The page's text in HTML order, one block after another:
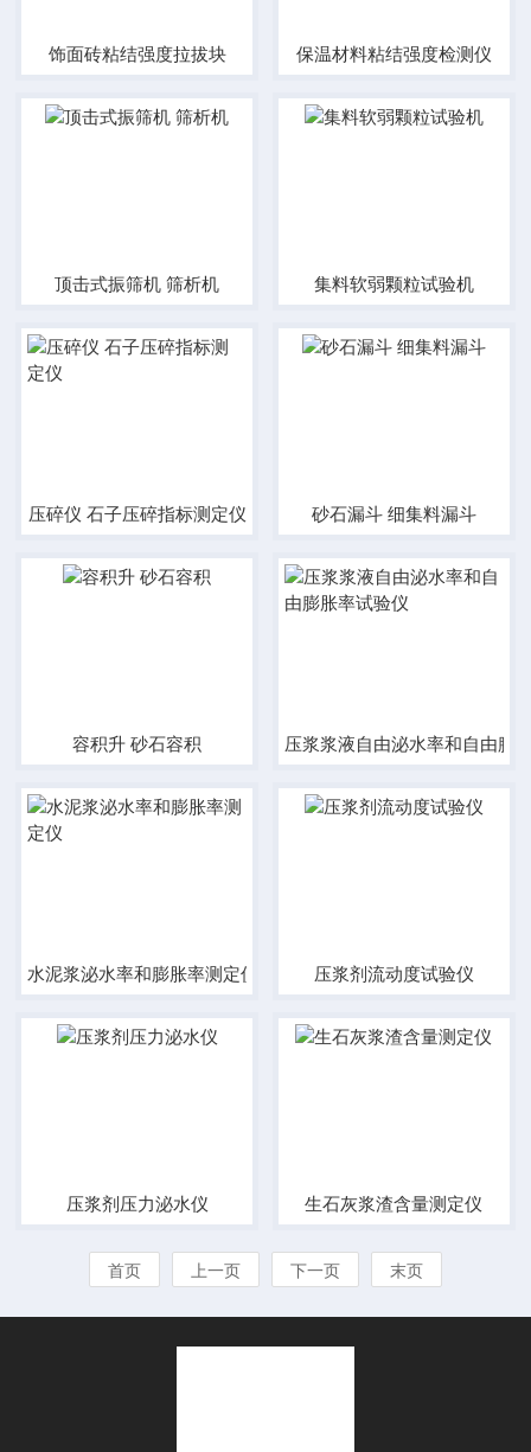
饰面砖粘结强度拉拔块 保温材料粘结强度检测仪
顶击式振筛机 筛析机 集料软弱颗粒试验机
压碎仪 石子压碎指标测定仪 砂石漏斗 细集料漏斗
容积升 砂石容积 压浆浆液自由泌水率和自由膨
水泥浆泌水率和膨胀率测定仪 压浆剂流动度试验仪
压浆剂压力泌水仪 生石灰浆渣含量测定仪
首页 上一页 下一页 末页